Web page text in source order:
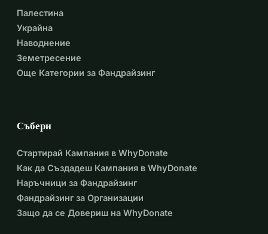
Палестина
Украйна
Наводнение
Земетресение
Още Категории за Фандрайзинг
Събери
Стартирай Кампания в WhyDonate
Как да Създадеш Кампания в WhyDonate
Наръчници за Фандрайзинг
Фандрайзинг за Организации
Защо да се Довериш на WhyDonate